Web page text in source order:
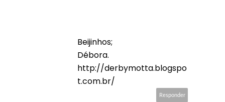
Beijinhos;
Débora.
http://derbymotta.blogspo
t.com.br/
Responder